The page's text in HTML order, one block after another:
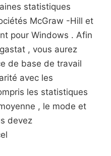
statistiques
McGraw -Hill et
pour Windows . Afin
, vous aurez
de base de travail
avec les
les statistiques
, le mode et
devez